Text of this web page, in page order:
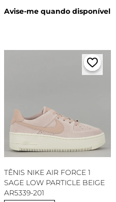
Avise-me quando disponível
TÊNIS NIKE AIR FORCE 1
SAGE LOW PARTICLE BEIGE
AR5339-201